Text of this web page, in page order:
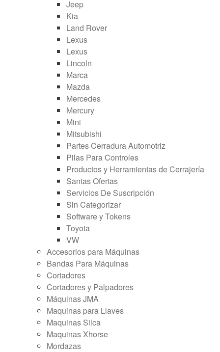
Jeep
Kia
Land Rover
Lexus
Lexus
Lincoln
Marca
Mazda
Mercedes
Mercury
Mini
Mitsubishi
Partes Cerradura Automotriz
Pilas Para Controles
Productos y Herramientas de Cerrajería
Santas Ofertas
Servicios De Suscripción
Sin Categorizar
Software y Tokens
Toyota
VW
Accesorios para Máquinas
Bandas Para Máquinas
Cortadores
Cortadores y Palpadores
Máquinas JMA
Maquinas para Llaves
Maquinas Silca
Maquinas Xhorse
Mordazas